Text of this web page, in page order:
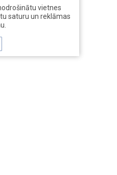
vietnes
saturu un reklāmas